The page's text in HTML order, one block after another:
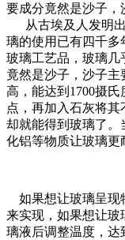
要成分竟然是沙子，
从古埃及人发明出
璃的使用已有四千多
玻璃工艺品，玻璃几
竟然是沙子，沙子主
高，能达到1700摄
点，再加入石灰将
却就能得到玻璃了。
化铝等物质让玻璃更
如果想让玻璃呈现
来实现，如果想让玻
璃液后调整温度，达